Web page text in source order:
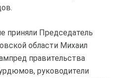
приняли Председатель
области Михаил
правительства
руководители